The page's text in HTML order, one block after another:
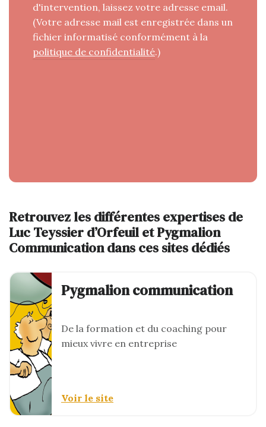
d'intervention, laissez votre adresse email.
(Votre adresse mail est enregistrée dans un
fichier informatisé conformément à la
politique de confidentialité.)
Retrouvez les différentes expertises de
Luc Teyssier d’Orfeuil et Pygmalion
Communication dans ces sites dédiés
Pygmalion communication
De la formation et du coaching pour
mieux vivre en entreprise
Voir le site